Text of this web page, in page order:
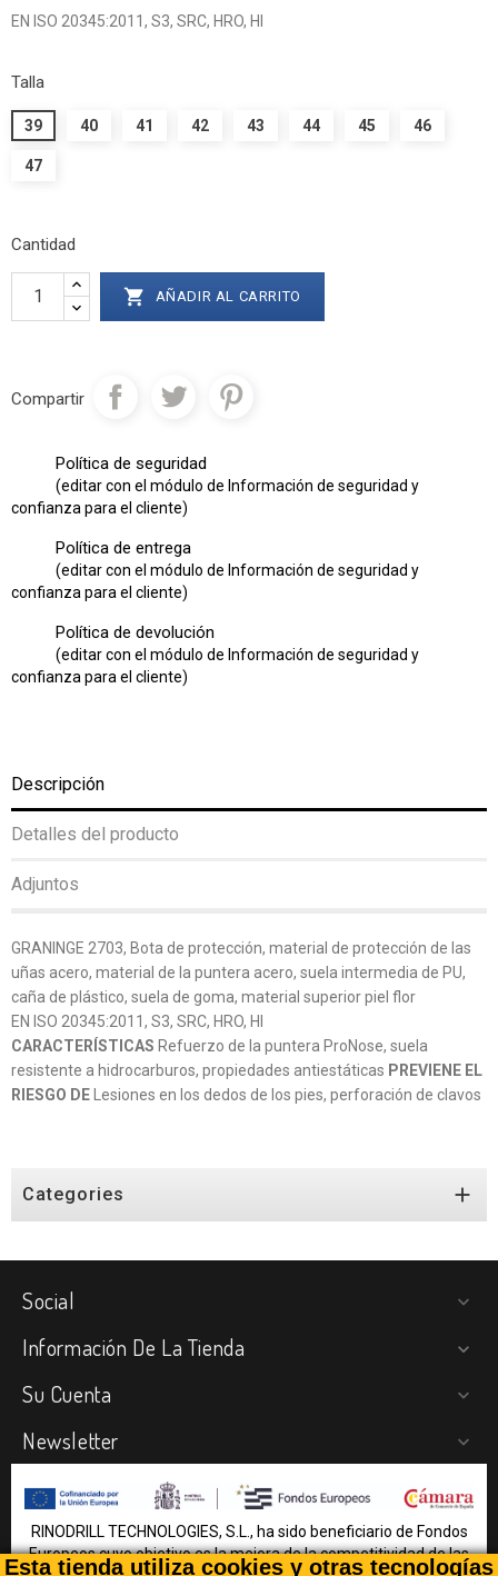
EN ISO 20345:2011, S3, SRC, HRO, HI
Talla
39 40 41 42 43 44 45 46
47
Cantidad
 AÑADIR AL CARRITO
Compartir
Política de seguridad
(editar con el módulo de Información de seguridad y
confianza para el cliente)
Política de entrega
(editar con el módulo de Información de seguridad y
confianza para el cliente)
Política de devolución
(editar con el módulo de Información de seguridad y
confianza para el cliente)
Descripción
Detalles del producto
Adjuntos
GRANINGE 2703, Bota de protección, material de protección de las
uñas acero, material de la puntera acero, suela intermedia de PU,
caña de plástico, suela de goma, material superior piel flor
EN ISO 20345:2011, S3, SRC, HRO, HI
CARACTERÍSTICAS Refuerzo de la puntera ProNose, suela
resistente a hidrocarburos, propiedades antiestáticas PREVIENE EL
RIESGO DE Lesiones en los dedos de los pies, perforación de clavos
Categories 
Social 
Información De La Tienda 
Su Cuenta 
Newsletter 
Esta tienda utiliza cookies y otras tecnologías
RINODRILL TECHNOLOGIES, S.L., ha sido beneficiario de Fondos
Europeos cuyo objetivo es la mejora de la competitividad de las